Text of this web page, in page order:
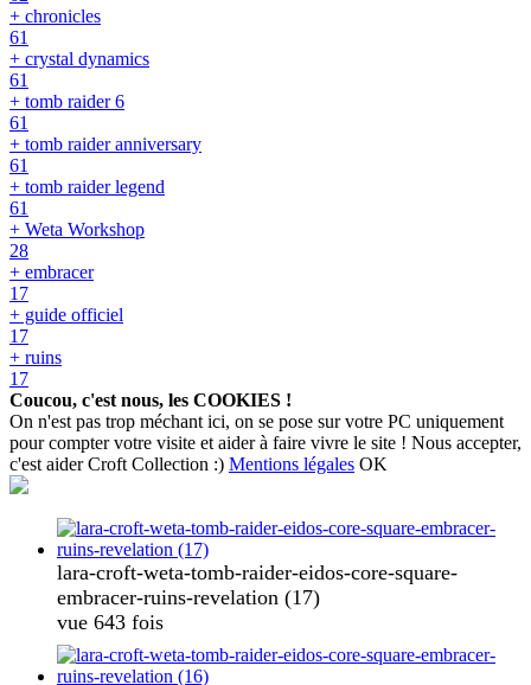
+ chronicles
61
+ crystal dynamics
61
+ tomb raider 6
61
+ tomb raider anniversary
61
+ tomb raider legend
61
+ Weta Workshop
28
+ embracer
17
+ guide officiel
17
+ ruins
17
Coucou, c'est nous, les COOKIES !
On n'est pas trop méchant ici, on se pose sur votre PC uniquement
pour compter votre visite et aider à faire vivre le site ! Nous accepter,
c'est aider Croft Collection :) Mentions légales OK
lara-croft-weta-tomb-raider-eidos-core-square-
embracer-ruins-revelation (17)
vue 643 fois